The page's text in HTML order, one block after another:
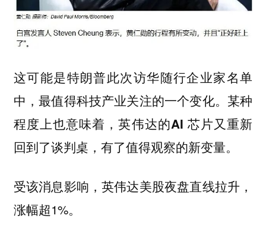
这可能是特朗普此次访华随行企业家名单
中，最值得科技产业关注的一个变化。某种
程度上也意味着，英伟达的AI 芯片又重新
回到了谈判桌，有了值得观察的新变量。
受该消息影响，英伟达美股夜盘直线拉升，
涨幅超1%。